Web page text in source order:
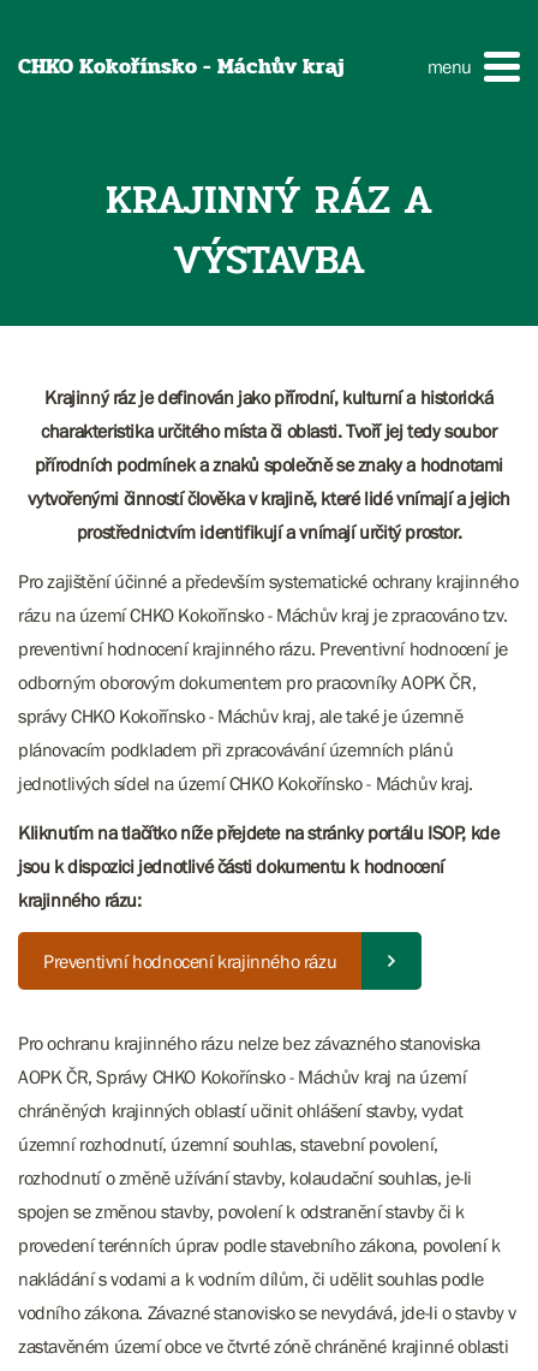
CHKO Kokořínsko - Máchův kraj menu
KRAJINNÝ RÁZ A
VÝSTAVBA
Krajinný ráz je definován jako přírodní, kulturní a historická
charakteristika určitého místa či oblasti. Tvoří jej tedy soubor
přírodních podmínek a znaků společně se znaky a hodnotami
vytvořenými činností člověka v krajině, které lidé vnímají a jejich
prostřednictvím identifikují a vnímají určitý prostor.
Pro zajištění účinné a především systematické ochrany krajinného
rázu na území CHKO Kokořínsko - Máchův kraj je zpracováno tzv.
preventivní hodnocení krajinného rázu. Preventivní hodnocení je
odborným oborovým dokumentem pro pracovníky AOPK ČR,
správy CHKO Kokořínsko - Máchův kraj, ale také je územně
plánovacím podkladem při zpracovávání územních plánů
jednotlivých sídel na území CHKO Kokořínsko - Máchův kraj.
Kliknutím na tlačítko níže přejdete na stránky portálu ISOP, kde
jsou k dispozici jednotlivé části dokumentu k hodnocení
krajinného rázu:
Preventivní hodnocení krajinného rázu
Pro ochranu krajinného rázu nelze bez závazného stanoviska
AOPK ČR, Správy CHKO Kokořínsko - Máchův kraj na území
chráněných krajinných oblastí učinit ohlášení stavby, vydat
územní rozhodnutí, územní souhlas, stavební povolení,
rozhodnutí o změně užívání stavby, kolaudační souhlas, je-li
spojen se změnou stavby, povolení k odstranění stavby či k
provedení terénních úprav podle stavebního zákona, povolení k
nakládání s vodami a k vodním dílům, či udělit souhlas podle
vodního zákona. Závazné stanovisko se nevydává, jde-li o stavby v
zastavěném území obce ve čtvrté zóně chráněné krajinné oblasti